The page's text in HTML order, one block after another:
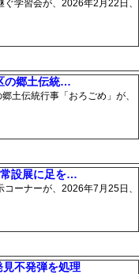
学習会が、2026年2月22日、
の郷土伝統…
土伝統行事「おろごめ」が、
設展に足を…
ーナーが、2026年7月25日、
不発弾を処理